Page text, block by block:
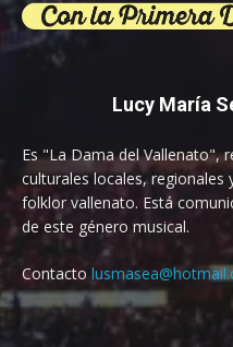
Lucy María
Es "La Dama del Vallenato",
culturales locales, regionales
folklor vallenato. Está
de este género musical.
Contacto